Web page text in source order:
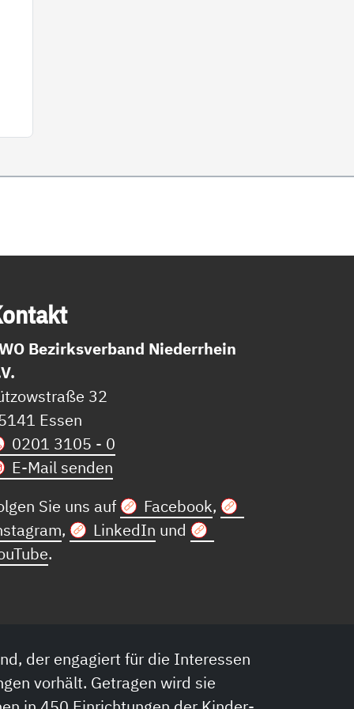
Bezirksverband Niederrhein
32
Essen
0201 3105 - 0
E-Mail senden
Sie uns auf
Facebook,
, LinkedIn und
.
der engagiert für die Interessen
vorhält. Getragen wird sie